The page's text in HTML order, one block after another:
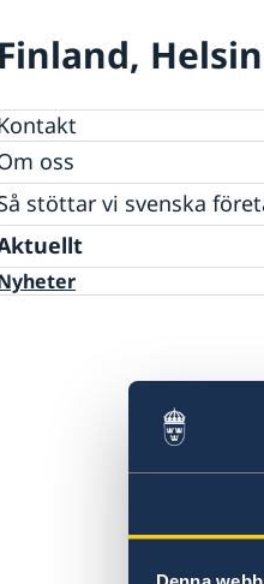
Finland,
oss
ambassadörer
stöttar vi svenska
Vi är en resurs för svenska
Sweden
kan du få stöd